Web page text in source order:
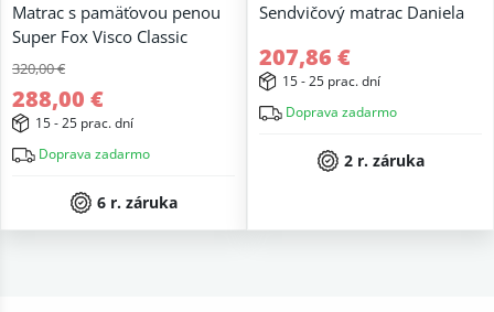
Matrac s pamäťovou penou
Super Fox Visco Classic
320,00 €
288,00 €
15 - 25 prac. dní
Doprava zadarmo
6 r. záruka
Sendvičový matrac Daniela
207,86 €
15 - 25 prac. dní
Doprava zadarmo
2 r. záruka